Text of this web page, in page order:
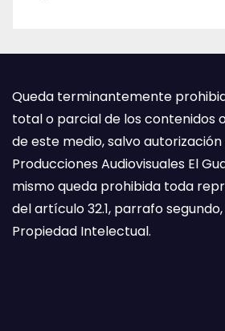
Queda terminantemente
total o parcial de los contenidos
de este medio, salvo
Producciones Audiovisuales El
mismo queda prohibida toda
del artículo 32.1, parrafo
Propiedad Intelectual.